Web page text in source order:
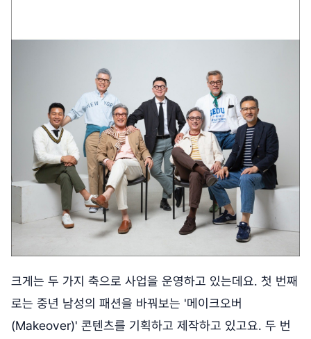
크게는 두 가지 축으로 사업을 운영하고 있는데요. 첫 번째
로는 중년 남성의 패션을 바꿔보는 '메이크오버
(Makeover)' 콘텐츠를 기획하고 제작하고 있고요. 두 번